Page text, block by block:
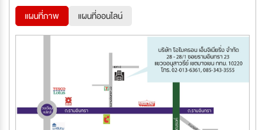
แผนที่ภาพ
แผนที่ออนไลน์